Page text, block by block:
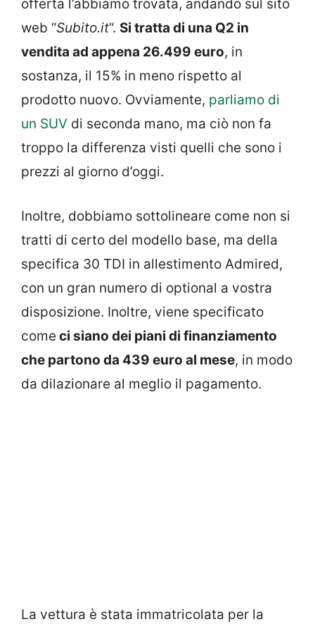
offerta l’abbiamo trovata, andando sul sito
web “Subito.it“. Si tratta di una Q2 in
vendita ad appena 26.499 euro, in
sostanza, il 15% in meno rispetto al
prodotto nuovo. Ovviamente, parliamo di
un SUV di seconda mano, ma ciò non fa
troppo la differenza visti quelli che sono i
prezzi al giorno d’oggi.
Inoltre, dobbiamo sottolineare come non si
tratti di certo del modello base, ma della
specifica 30 TDI in allestimento Admired,
con un gran numero di optional a vostra
disposizione. Inoltre, viene specificato
come ci siano dei piani di finanziamento
che partono da 439 euro al mese, in modo
da dilazionare al meglio il pagamento.
La vettura è stata immatricolata per la